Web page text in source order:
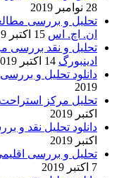
28 نوامبر 2019
تحلیل و بررسی
ان. اچ. اس 15 اکتبر 2019
تحلیل و نقد
ادینبورگ 14 اکتبر 2019
دانلود تحلیل و
2019
تحلیل مرکز
اکتبر 2019
دانلود تحلیل نقد و
اکتبر 2019
تحلیل و بررسی
7 اکتبر 2019